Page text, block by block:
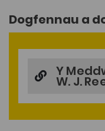
Dogfennau a
Y
W. J.